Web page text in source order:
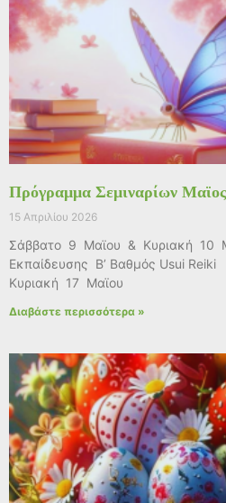
Πρόγραμμα Σεμιναρίων
15 Απριλίου 2026
Σάββατο 9 Μαϊου & Κυριακή 10
Εκπαίδευσης Β’ Βαθμός Usui
Κυριακή 17 Μαϊου
Διαβάστε περισσότερα »